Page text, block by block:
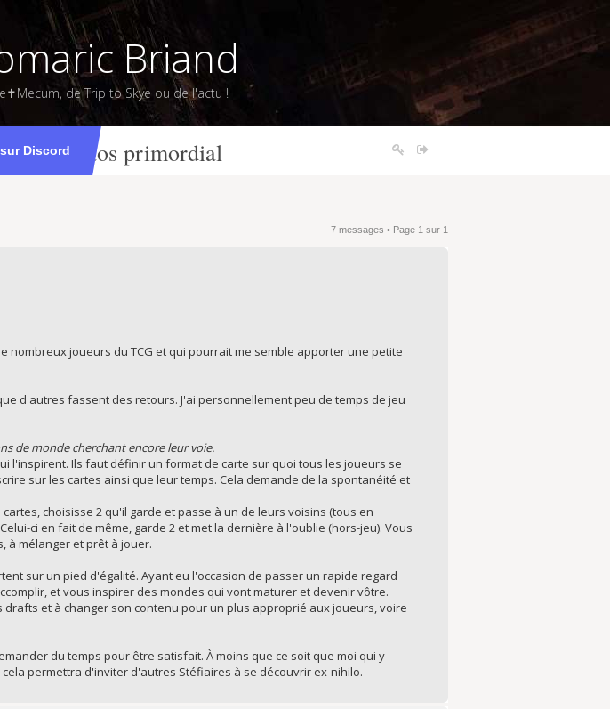
Briand
de Trip to Skye ou de l'actu !
Discord
jeu : Chaos primordial
7 messages • Page 1 sur 1
nombreux joueurs du TCG et qui pourrait me semble apporter une petite
d'autres fassent des retours. J'ai personnellement peu de temps de jeu
de monde cherchant encore leur voie.
l'inspirent. Ils faut définir un format de carte sur quoi tous les joueurs se
sur les cartes ainsi que leur temps. Cela demande de la spontanéité et
choisisse 2 qu'il garde et passe à un de leurs voisins (tous en
ci en fait de même, garde 2 et met la dernière à l'oublie (hors-jeu). Vous
à mélanger et prêt à jouer.
sur un pied d'égalité. Ayant eu l'occasion de passer un rapide regard
et vous inspirer des mondes qui vont maturer et devenir vôtre.
et à changer son contenu pour un plus approprié aux joueurs, voire
du temps pour être satisfait. À moins que ce soit que moi qui y
permettra d'inviter d'autres Stéfiaires à se découvrir ex-nihilo.